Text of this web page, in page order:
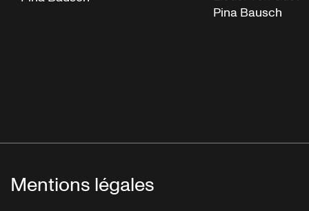
Pina Bausch
Mentions légales